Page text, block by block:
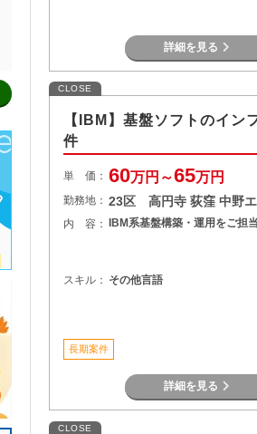
詳細を見る
CLOSE
【IBM】基盤ソフトのイン
件
単 価： 60万円～65万円
勤務地： 23区 高円寺 荻窪 中野
内 容： IBM系基盤構築・運用をご担
スキル： その他言語
長期案件
詳細を見る
CLOSE